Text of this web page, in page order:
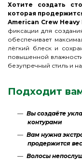
Хотите создать
которая
American Crew Heavy
фиксации для
обеспечивает
лёгкий блеск и
повышенной
безупречный стиль и
Подходит
Вы создаёте
контурами
Вам нужна
продержится
Волосы